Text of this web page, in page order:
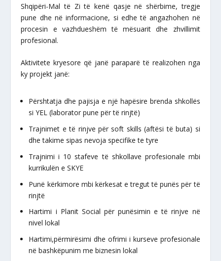
Shqipëri-Mal të Zi të kenë qasje në shërbime, tregje
pune dhe në informacione, si edhe të angazhohen në
procesin e vazhdueshëm të mësuarit dhe zhvillimit
profesional.
Aktivitete kryesore që janë paraparë të realizohen nga
ky projekt janë:
Përshtatja dhe pajisja e një hapësire brenda shkollës
si YEL (laborator pune për të rinjtë)
Trajnimet e të rinjve për soft skills (aftësi të buta) si
dhe takime sipas nevoja specifike te tyre
Trajnimi i 10 stafeve të shkollave profesionale mbi
kurrikulën e SKYE
Punë kërkimore mbi kërkesat e tregut të punës për të
rinjtë
Hartimi i Planit Social për punësimin e të rinjve në
nivel lokal
Hartimi,përmirësimi dhe ofrimi i kurseve profesionale
në bashkëpunim me biznesin lokal